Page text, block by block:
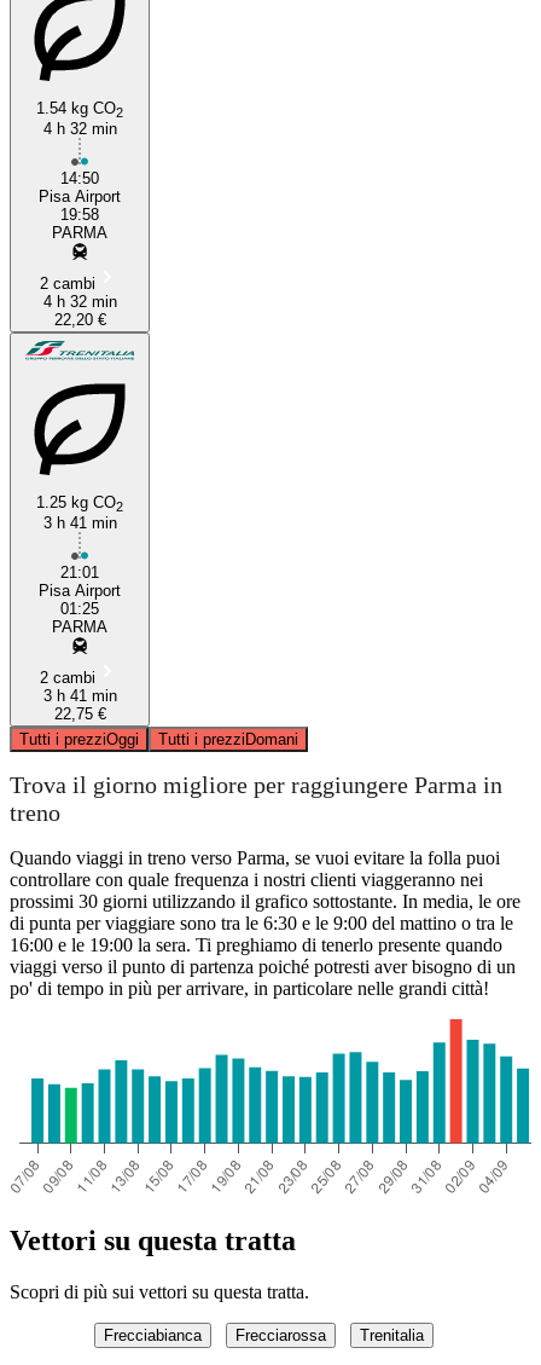
1.54 kg CO2
4 h 32 min
14:50
Pisa Airport
19:58
PARMA
2 cambi
4 h 32 min
22,20 €
1.25 kg CO2
3 h 41 min
21:01
Pisa Airport
01:25
PARMA
2 cambi
3 h 41 min
22,75 €
Tutti i prezziOggi Tutti i prezziDomani
Trova il giorno migliore per raggiungere Parma in
treno
Quando viaggi in treno verso Parma, se vuoi evitare la folla puoi
controllare con quale frequenza i nostri clienti viaggeranno nei
prossimi 30 giorni utilizzando il grafico sottostante. In media, le ore
di punta per viaggiare sono tra le 6:30 e le 9:00 del mattino o tra le
16:00 e le 19:00 la sera. Ti preghiamo di tenerlo presente quando
viaggi verso il punto di partenza poiché potresti aver bisogno di un
po' di tempo in più per arrivare, in particolare nelle grandi città!
Vettori su questa tratta
Scopri di più sui vettori su questa tratta.
Frecciabianca Frecciarossa Trenitalia